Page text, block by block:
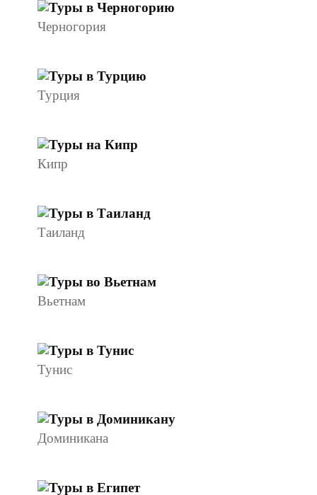
Черногория
Турция
Кипр
Таиланд
Вьетнам
Тунис
Доминикана